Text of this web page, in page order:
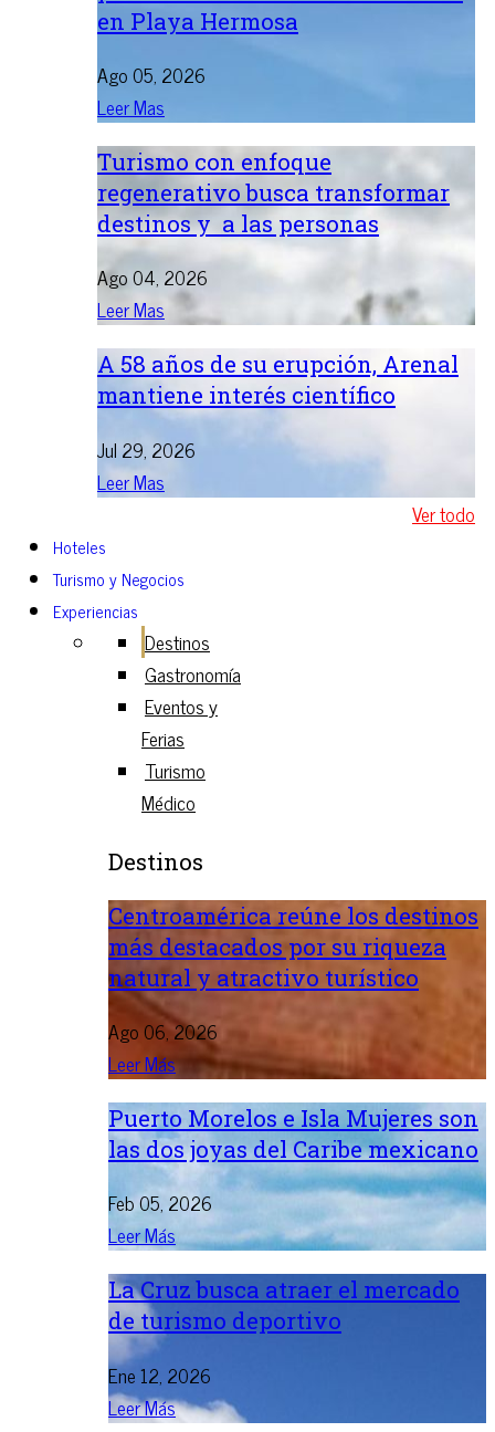
en Playa Hermosa
Ago 05, 2026
Leer Mas
Turismo con enfoque
regenerativo busca transformar
destinos y a las personas
Ago 04, 2026
Leer Mas
A 58 años de su erupción, Arenal
mantiene interés científico
Jul 29, 2026
Leer Mas
Ver todo
Hoteles
Turismo y Negocios
Experiencias
Destinos
Gastronomía
Eventos y
Ferias
Turismo
Médico
Destinos
Centroamérica reúne los destinos
más destacados por su riqueza
natural y atractivo turístico
Ago 06, 2026
Leer Más
Puerto Morelos e Isla Mujeres son
las dos joyas del Caribe mexicano
Feb 05, 2026
Leer Más
La Cruz busca atraer el mercado
de turismo deportivo
Ene 12, 2026
Leer Más